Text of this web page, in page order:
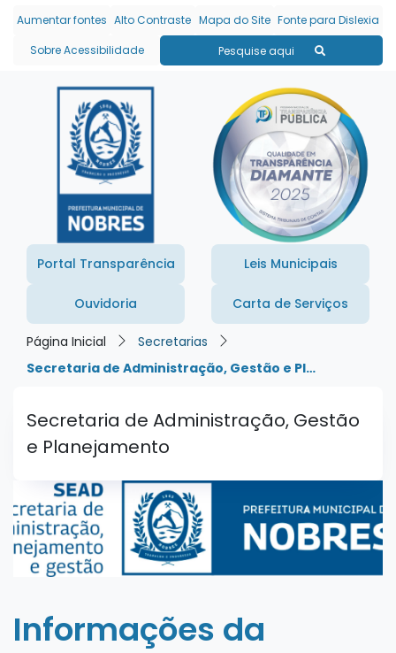
Seção de atalhos e
Ir para o conteúdo [alt+1]
Ir para o menu [alt+2]
Ir para a busca [alt+3]
Ir para o rodapé [alt+4]
Aumentar fontes Alto Contraste Mapa do Site Fonte para Dislexia
Sobre Acessibilidade
Pesquise aqui
Portal Transparência Leis Municipais
Ouvidoria Carta de Serviços
Página Inicial
Secretarias
Secretaria de Administração, Gestão e Pl…
Secretaria de Administração, Gestão
e Planejamento
Informações da